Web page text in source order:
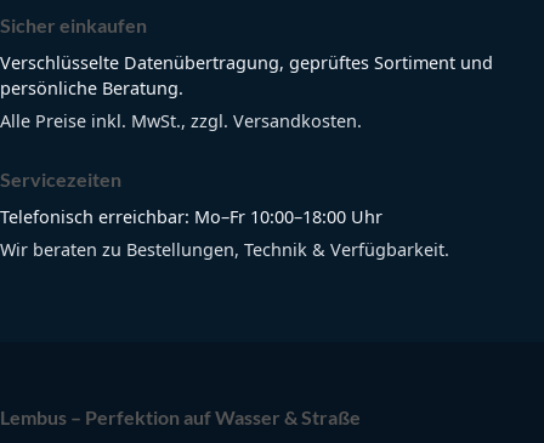
Sicher einkaufen
Verschlüsselte Datenübertragung, geprüftes Sortiment und
persönliche Beratung.
Alle Preise inkl. MwSt., zzgl. Versandkosten.
Servicezeiten
Telefonisch erreichbar: Mo–Fr 10:00–18:00 Uhr
Wir beraten zu Bestellungen, Technik & Verfügbarkeit.
Lembus – Perfektion auf Wasser & Straße